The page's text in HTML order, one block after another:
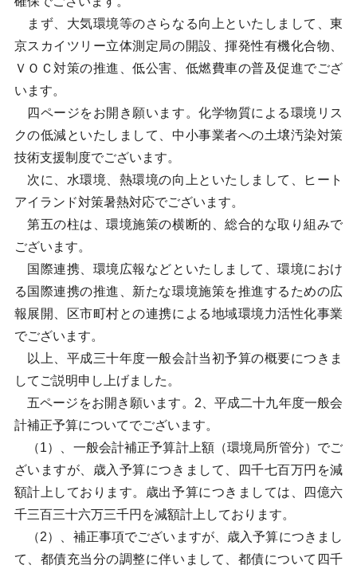
まず、大気環境等のさらなる向上といたしまして、東
京スカイツリー立体測定局の開設、揮発性有機化合物、
ＶＯＣ対策の推進、低公害、低燃費車の普及促進でござ
います。
四ページをお開き願います。化学物質による環境リス
クの低減といたしまして、中小事業者への土壌汚染対策
技術支援制度でございます。
次に、水環境、熱環境の向上といたしまして、ヒート
アイランド対策暑熱対応でございます。
第五の柱は、環境施策の横断的、総合的な取り組みで
ございます。
国際連携、環境広報などといたしまして、環境におけ
る国際連携の推進、新たな環境施策を推進するための広
報展開、区市町村との連携による地域環境力活性化事業
でございます。
以上、平成三十年度一般会計当初予算の概要につきま
してご説明申し上げました。
五ページをお開き願います。2、平成二十九年度一般会
計補正予算についてでございます。
（1）、一般会計補正予算計上額（環境局所管分）でご
ざいますが、歳入予算につきまして、四千七百万円を減
額計上しております。歳出予算につきましては、四億六
千三百三十六万三千円を減額計上しております。
（2）、補正事項でございますが、歳入予算につきまし
て、都債充当分の調整に伴いまして、都債について四千